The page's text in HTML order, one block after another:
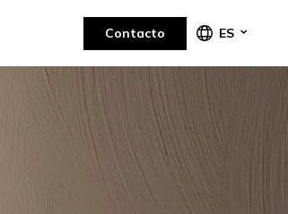
Contacto ES